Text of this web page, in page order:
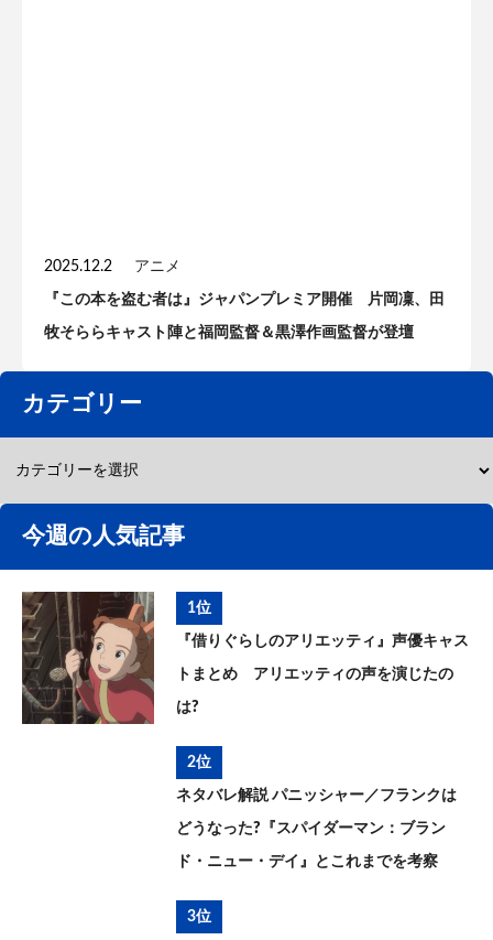
2025.12.2 アニメ
『この本を盗む者は』ジャパンプレミア開催 片岡凜、田
牧そららキャスト陣と福岡監督＆黒澤作画監督が登壇
カテゴリー
今週の人気記事
1位
『借りぐらしのアリエッティ』声優キャス
トまとめ アリエッティの声を演じたの
は?
2位
ネタバレ解説 パニッシャー／フランクは
どうなった?『スパイダーマン：ブラン
ド・ニュー・デイ』とこれまでを考察
3位